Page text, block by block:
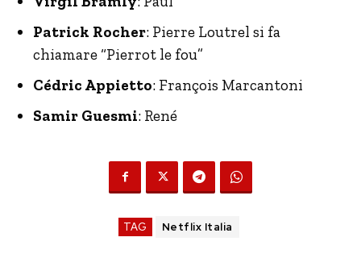
Patrick Rocher: Pierre Loutrel si fa
chiamare “Pierrot le fou”
Cédric Appietto: François Marcantoni
Samir Guesmi: René
TAG Netflix Italia